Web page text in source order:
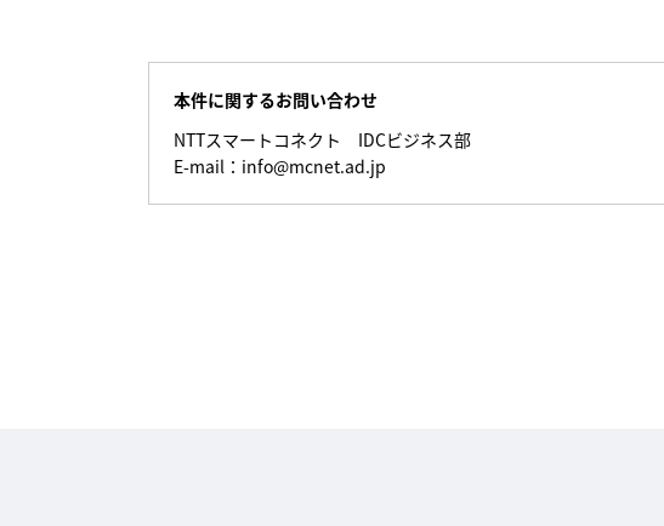
本件に関するお問い合わせ
NTTスマートコネクト IDCビジネス部
E-mail：info@mcnet.ad.jp